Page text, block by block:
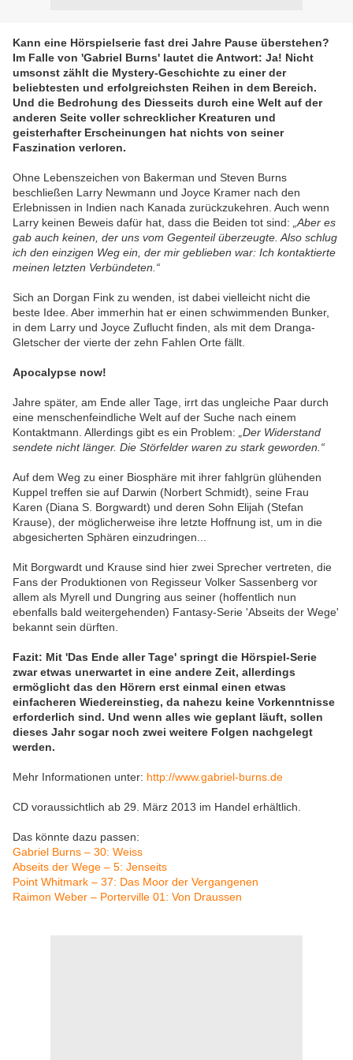
Kann eine Hörspielserie fast drei Jahre Pause überstehen?
Im Falle von 'Gabriel Burns' lautet die Antwort: Ja! Nicht
umsonst zählt die Mystery-Geschichte zu einer der
beliebtesten und erfolgreichsten Reihen in dem Bereich.
Und die Bedrohung des Diesseits durch eine Welt auf der
anderen Seite voller schrecklicher Kreaturen und
geisterhafter Erscheinungen hat nichts von seiner
Faszination verloren.
Ohne Lebenszeichen von Bakerman und Steven Burns
beschließen Larry Newmann und Joyce Kramer nach den
Erlebnissen in Indien nach Kanada zurückzukehren. Auch wenn
Larry keinen Beweis dafür hat, dass die Beiden tot sind:
„Aber es
gab auch keinen, der uns vom Gegenteil überzeugte. Also schlug
ich den einzigen Weg ein, der mir geblieben war: Ich kontaktierte
meinen letzten Verbündeten.“
Sich an Dorgan Fink zu wenden, ist dabei vielleicht nicht die
beste Idee. Aber immerhin hat er einen schwimmenden Bunker,
in dem Larry und Joyce Zuflucht finden, als mit dem Dranga-
Gletscher der vierte der zehn Fahlen Orte fällt.
Apocalypse now!
Jahre später, am Ende aller Tage, irrt das ungleiche Paar durch
eine menschenfeindliche Welt auf der Suche nach einem
Kontaktmann. Allerdings gibt es ein Problem:
„Der Widerstand
sendete nicht länger. Die Störfelder waren zu stark geworden.“
Auf dem Weg zu einer Biosphäre mit ihrer fahlgrün glühenden
Kuppel treffen sie auf Darwin (Norbert Schmidt), seine Frau
Karen (Diana S. Borgwardt) und deren Sohn Elijah (Stefan
Krause), der möglicherweise ihre letzte Hoffnung ist, um in die
abgesicherten Sphären einzudringen...
Mit Borgwardt und Krause sind hier zwei Sprecher vertreten, die
Fans der Produktionen von Regisseur Volker Sassenberg vor
allem als Myrell und Dungring aus seiner (hoffentlich nun
ebenfalls bald weitergehenden) Fantasy-Serie 'Abseits der Wege'
bekannt sein dürften.
Fazit: Mit 'Das Ende aller Tage' springt die Hörspiel-Serie
zwar etwas unerwartet in eine andere Zeit, allerdings
ermöglicht das den Hörern erst einmal einen etwas
einfacheren Wiedereinstieg, da nahezu keine Vorkenntnisse
erforderlich sind. Und wenn alles wie geplant läuft, sollen
dieses Jahr sogar noch zwei weitere Folgen nachgelegt
werden.
Mehr Informationen unter: http://www.gabriel-burns.de
CD voraussichtlich ab 29. März 2013 im Handel erhältlich.
Das könnte dazu passen:
Gabriel Burns – 30: Weiss
Abseits der Wege – 5: Jenseits
Point Whitmark – 37: Das Moor der Vergangenen
Raimon Weber – Porterville 01: Von Draussen